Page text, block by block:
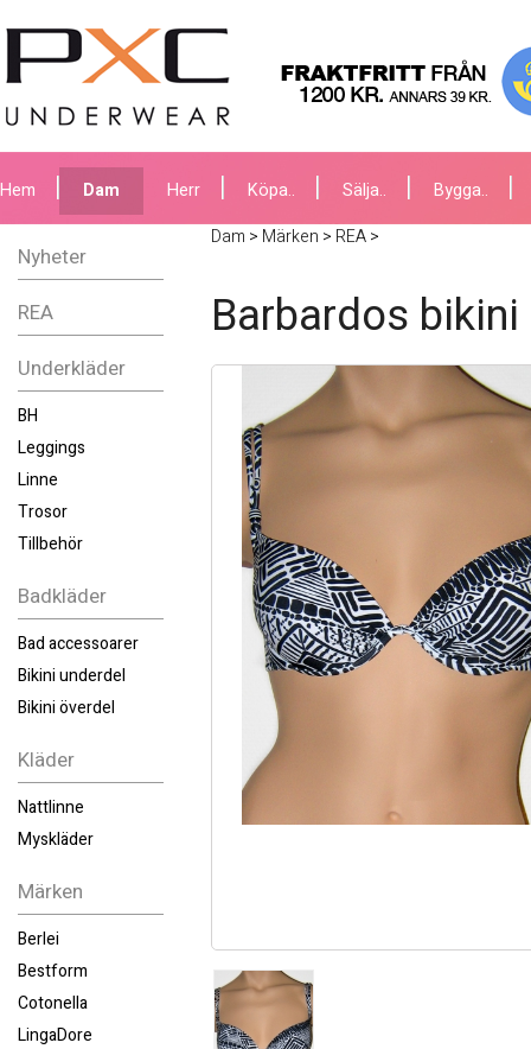
Hem Dam Herr Köpa.. Sälja.. Bygga..
Nyheter
REA
Underkläder
BH
Leggings
Linne
Trosor
Tillbehör
Badkläder
Bad accessoarer
Bikini underdel
Bikini överdel
Kläder
Nattlinne
Myskläder
Märken
Berlei
Bestform
Cotonella
LingaDore
Dam > Märken > REA>
Barbardos bikini